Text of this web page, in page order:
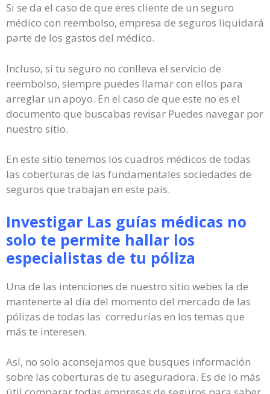
Si se da el caso de que eres cliente de un seguro
médico con reembolso, empresa de seguros liquidará
parte de los gastos del médico.
Incluso, si tu seguro no conlleva el servicio de
reembolso, siempre puedes llamar con ellos para
arreglar un apoyo. En el caso de que este no es el
documento que buscabas revisar Puedes navegar por
nuestro sitio.
En este sitio tenemos los cuadros médicos de todas
las coberturas de las fundamentales sociedades de
seguros que trabajan en este país.
Investigar Las guías médicas no
solo te permite hallar los
especialistas de tu póliza
Una de las intenciones de nuestro sitio webes la de
mantenerte al día del momento del mercado de las
pólizas de todas las corredurías en los temas que
más te interesen.
Así, no solo aconsejamos que busques información
sobre las coberturas de tu aseguradora. Es de lo más